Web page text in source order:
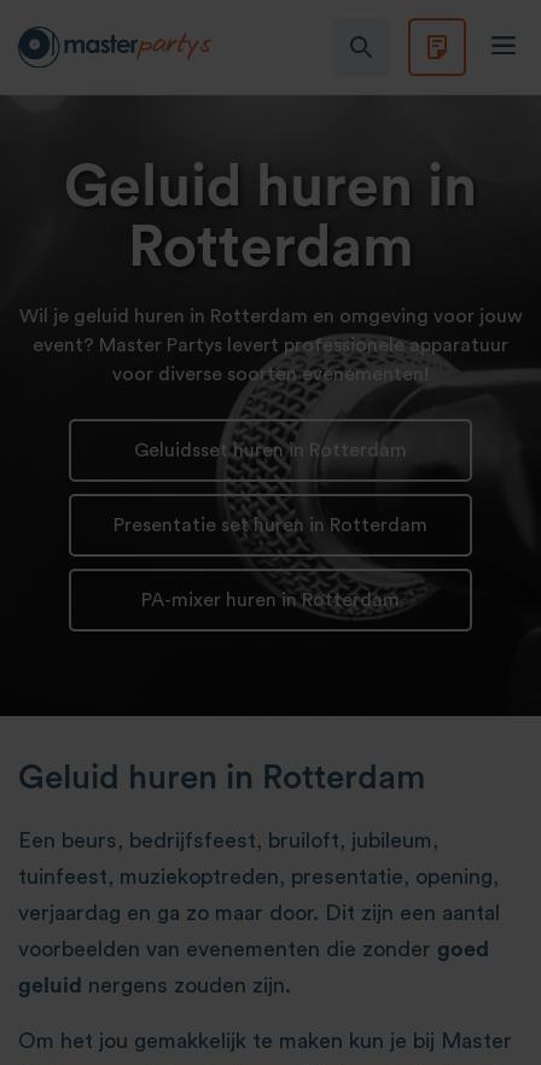
Geluid huren in
Rotterdam
Wil je geluid huren in Rotterdam en omgeving voor jouw
event? Master Partys levert professionele apparatuur
voor diverse soorten evenementen!
Geluidsset huren in Rotterdam
Presentatie set huren in Rotterdam
PA-mixer huren in Rotterdam
Geluid huren in Rotterdam
Een beurs, bedrijfsfeest, bruiloft, jubileum,
tuinfeest, muziekoptreden, presentatie, opening,
verjaardag en ga zo maar door. Dit zijn een aantal
voorbeelden van evenementen die zonder goed
geluid nergens zouden zijn.
Om het jou gemakkelijk te maken kun je bij Master